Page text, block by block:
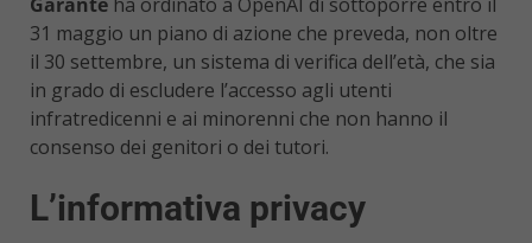
31 maggio un piano di azione che preveda, non oltre
il 30 settembre, un sistema di verifica dell’età, che sia
in grado di escludere l’accesso agli utenti
infratredicenni e ai minorenni che non hanno il
consenso dei genitori o dei tutori.
L’informativa privacy